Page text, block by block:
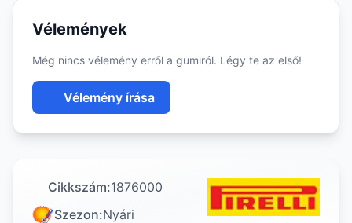
Vélemények
Még nincs vélemény erről a gumiról. Légy te az első!
Vélemény írása
Cikkszám:1876000
Szezon:Nyári